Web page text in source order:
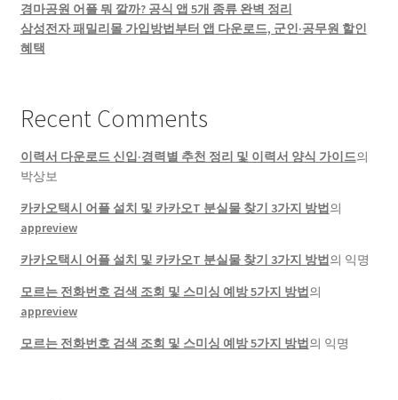
경마공원 어플 뭐 깔까? 공식 앱 5개 종류 완벽 정리
삼성전자 패밀리몰 가입방법부터 앱 다운로드, 군인·공무원 할인
혜택
Recent Comments
이력서 다운로드 신입·경력별 추천 정리 및 이력서 양식 가이드의
박상보
카카오택시 어플 설치 및 카카오T 분실물 찾기 3가지 방법의
appreview
카카오택시 어플 설치 및 카카오T 분실물 찾기 3가지 방법의 익명
모르는 전화번호 검색 조회 및 스미싱 예방 5가지 방법의
appreview
모르는 전화번호 검색 조회 및 스미싱 예방 5가지 방법의 익명